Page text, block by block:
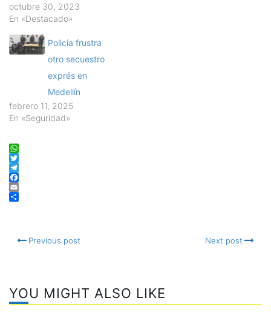
octubre 30, 2023
En «Destacado»
Policía frustra
otro secuestro
exprés en
Medellín
febrero 11, 2025
En «Seguridad»
WhatsApp
Twitter
Telegram
Facebook
Email
Previous post Next post
YOU MIGHT ALSO LIKE